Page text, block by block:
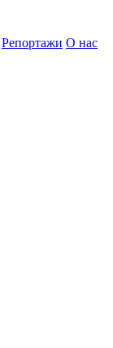
Репортажи О нас